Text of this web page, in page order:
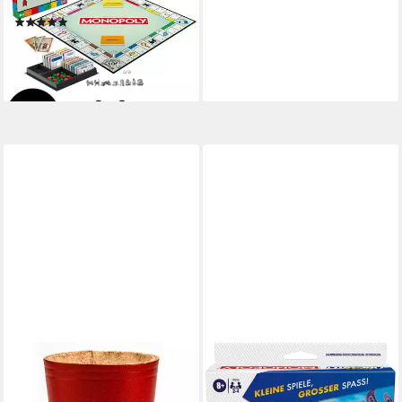
Gesellschaftsspiel
(10)
ab 24,49 € UVP29,99 €
-18%
lieferbar - in 1-2 Werktagen bei dir
WALDFELSEN
Spiel – Echtleder